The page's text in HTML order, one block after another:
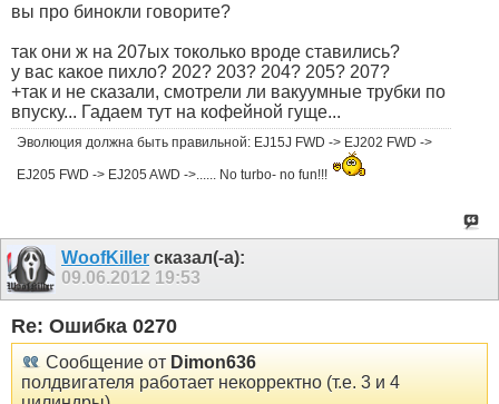
вы про бинокли говорите?
так они ж на 207ых токолько вроде ставились?
у вас какое пихло? 202? 203? 204? 205? 207?
+так и не сказали, смотрели ли вакуумные трубки по
впуску... Гадаем тут на кофейной гуще...
Эволюция должна быть правильной: EJ15J FWD -> EJ202 FWD ->
EJ205 FWD -> EJ205 AWD ->...... No turbo- no fun!!!
WoofKiller сказал(-а):
09.06.2012 19:53
Re: Ошибка 0270
Сообщение от Dimon636
полдвигателя работает некорректно (т.е. 3 и 4